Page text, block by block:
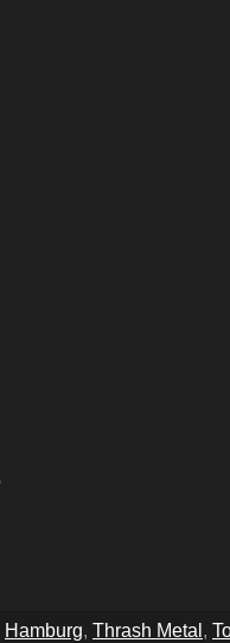
Hamburg, Thrash Metal ,